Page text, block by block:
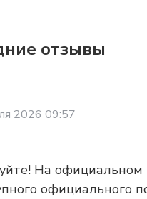
отзывы
2026 09:57
На официальном
официального